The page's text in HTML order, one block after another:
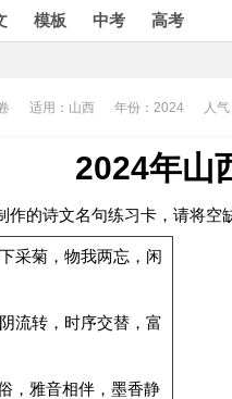
模板 中考 高考
适用：山西 年份：2024 人
2024年山
的诗文名句练习卡，请将空
采菊，物我两忘，闲
流转，时序交替，富
，雅音相伴，墨香静